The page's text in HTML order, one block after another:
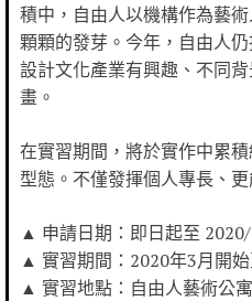
積中，自由人以機構作為藝
顆顆的發芽。今年，自由人
設計文化產業有興趣、不同
畫。
在實習期間，將於實作中累
型態。不僅發揮個人專長、
▲ 申請日期：即日起至
▲ 實習期間：2020年3月開
▲ 實習地點：自由人藝術公